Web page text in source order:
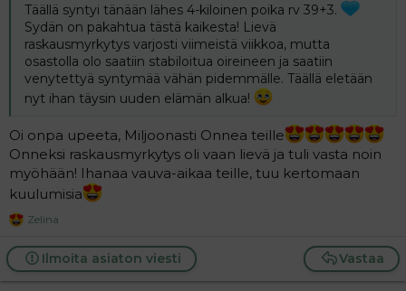
Täällä syntyi tänään lähes 4-kiloinen poika rv 39+3.
Sydän on pakahtua tästä kaikesta! Lievä
raskausmyrkytys varjosti viimeistä viikkoa, mutta
osastolla olo saatiin stabiloitua oireineen ja saatiin
venytettyä syntymää vähän pidemmälle. Täällä eletään
nyt ihan täysin uuden elämän alkua!
Oi onpa upeeta, Miljoonasti Onnea teille
Onneksi raskausmyrkytys oli vaan lievä ja tuli vasta noin
myöhään! Ihanaa vauva-aikaa teille, tuu kertomaan
kuulumisia
R
a
c
t
Zelina
Vastaa
Ilmoita asiaton viesti